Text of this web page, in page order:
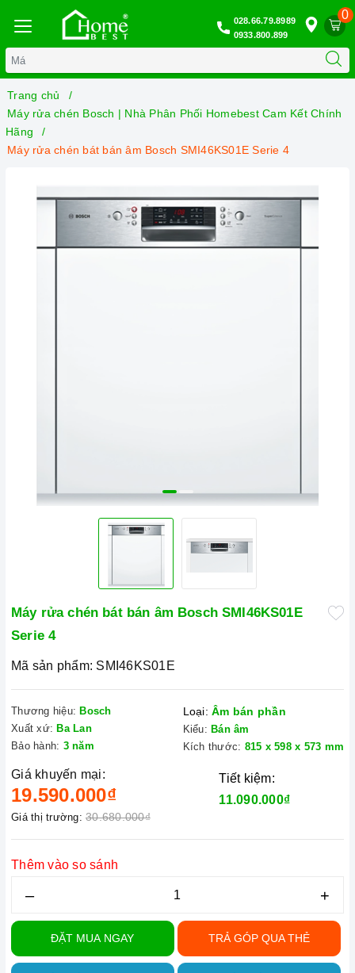
0
028.66.79.8989
0933.800.899
Trang chủ
Máy rửa chén Bosch | Nhà Phân Phối Homebest Cam Kết Chính
Hãng
Máy rửa chén bát bán âm Bosch SMI46KS01E Serie 4
Máy rửa chén bát bán âm Bosch SMI46KS01E
Serie 4
Mã sản phẩm: SMI46KS01E
Thương hiệu: Bosch
Xuất xứ: Ba Lan
Bảo hành: 3 năm
Loại: Âm bán phần
Kiểu: Bán âm
Kích thước: 815 x 598 x 573 mm
Giá khuyến mại:
19.590.000₫
Giá thị trường: 30.680.000₫
Tiết kiệm:
11.090.000₫
Thêm vào so sánh
– +
ĐẶT MUA NGAY TRẢ GÓP QUA THẺ